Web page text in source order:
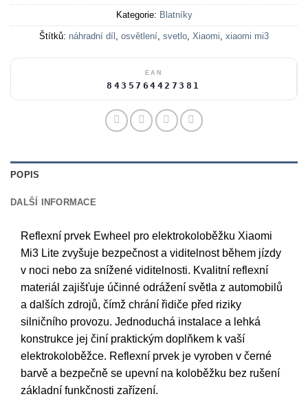
Kategorie: Blatníky
Štítků: náhradní díl , osvětlení, svetlo, Xiaomi, xiaomi mi3
EAN
8435764427381
POPIS
DALŠÍ INFORMACE
Reflexní prvek Ewheel pro elektrokoloběžku Xiaomi
Mi3 Lite zvyšuje bezpečnost a viditelnost během jízdy
v noci nebo za snížené viditelnosti. Kvalitní reflexní
materiál zajišťuje účinné odrážení světla z automobilů
a dalších zdrojů, čímž chrání řidiče před riziky
silničního provozu. Jednoduchá instalace a lehká
konstrukce jej činí praktickým doplňkem k vaší
elektrokoloběžce. Reflexní prvek je vyroben v černé
barvě a bezpečně se upevní na koloběžku bez rušení
základní funkčnosti zařízení.